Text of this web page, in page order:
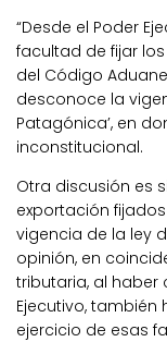
“Desde el Poder
facultad de fijar
del Código
desconoce la
Patagónica’, en
inconstitucional.
Otra discusión es
exportación
vigencia de la ley
opinión, en
tributaria, al haber
Ejecutivo,
ejercicio de esas